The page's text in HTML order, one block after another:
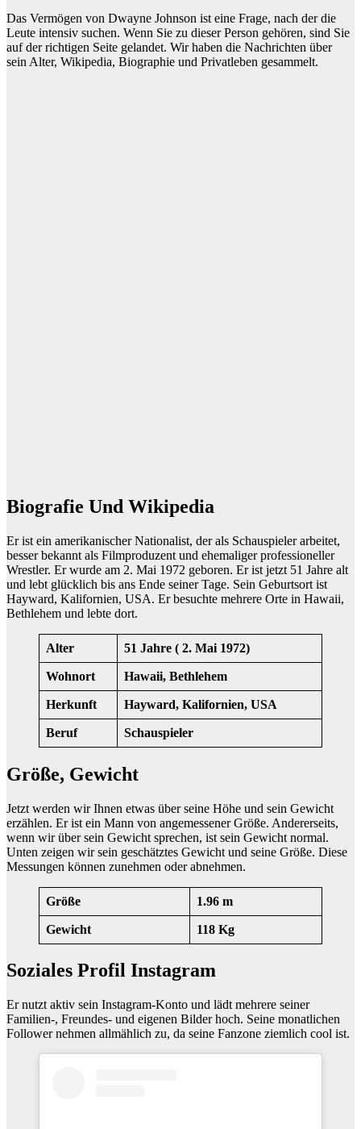
Das Vermögen von Dwayne Johnson ist eine Frage, nach der die
Leute intensiv suchen. Wenn Sie zu dieser Person gehören, sind Sie
auf der richtigen Seite gelandet. Wir haben die Nachrichten über
sein Alter, Wikipedia, Biographie und Privatleben gesammelt.
Biografie Und Wikipedia
Er ist ein amerikanischer Nationalist, der als Schauspieler arbeitet,
besser bekannt als Filmproduzent und ehemaliger professioneller
Wrestler. Er wurde am 2. Mai 1972 geboren. Er ist jetzt 51 Jahre alt
und lebt glücklich bis ans Ende seiner Tage. Sein Geburtsort ist
Hayward, Kalifornien, USA. Er besuchte mehrere Orte in Hawaii,
Bethlehem und lebte dort.
Alter 51 Jahre ( 2. Mai 1972)
Wohnort Hawaii, Bethlehem
Herkunft Hayward, Kalifornien, USA
Beruf Schauspieler
Größe, Gewicht
Jetzt werden wir Ihnen etwas über seine Höhe und sein Gewicht
erzählen. Er ist ein Mann von angemessener Größe. Andererseits,
wenn wir über sein Gewicht sprechen, ist sein Gewicht normal.
Unten zeigen wir sein geschätztes Gewicht und seine Größe. Diese
Messungen können zunehmen oder abnehmen.
Größe 1.96 m
Gewicht 118 Kg
Soziales Profil Instagram
Er nutzt aktiv sein Instagram-Konto und lädt mehrere seiner
Familien-, Freundes- und eigenen Bilder hoch. Seine monatlichen
Follower nehmen allmählich zu, da seine Fanzone ziemlich cool ist.